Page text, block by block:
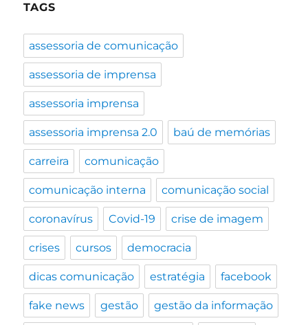
TAGS
assessoria de comunicação
assessoria de imprensa
assessoria imprensa
assessoria imprensa 2.0 baú de memórias
carreira comunicação
comunicação interna comunicação social
coronavírus Covid-19 crise de imagem
crises cursos democracia
dicas comunicação estratégia facebook
fake news gestão gestão da informação